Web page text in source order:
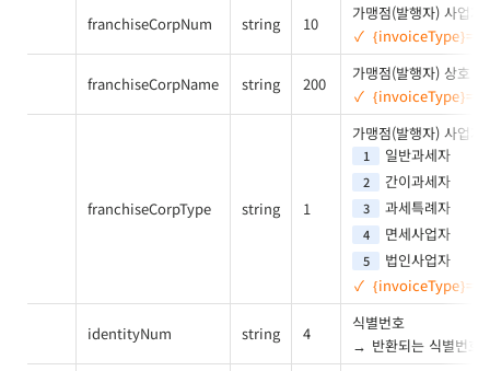
franchiseCorpNum string 10
가맹점(발행자) 사업자
{invoiceType}="
franchiseCorpName string 200
가맹점(발행자) 상호
{invoiceType}="
franchiseCorpType string 1
가맹점(발행자) 사업자
1 일반과세자
2 간이과세자
3 과세특례자
4 면세사업자
5
법인사업자
{invoiceType}="
identityNum string 4
식별번호
반환되는 식별번호